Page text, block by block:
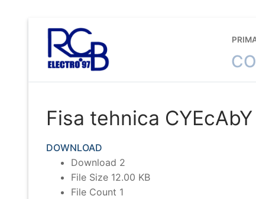
conținut
Fisa tehnica CYEcAbY
DOWNLOAD
Download 2
File Size 12.00 KB
File Count 1